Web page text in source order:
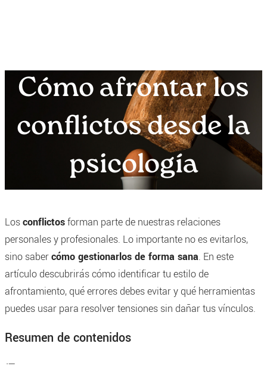
Cómo afrontar los
conflictos desde la
psicología
Losconflictosforman parte de nuestras relaciones
personales y profesionales. Lo importante no es evitarlos,
sino sabercómo gestionarlos de forma sana. En este
artículo descubrirás cómo identificar tu estilo de
afrontamiento, qué errores debes evitar y qué herramientas
puedes usar para resolver tensiones sin dañar tus vínculos.
Resumen de contenidos